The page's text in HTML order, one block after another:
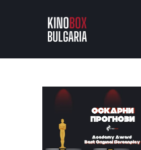
KINOBOX
БАХТИ НАГРАДИТЕ
ИНТЕРВЮТА